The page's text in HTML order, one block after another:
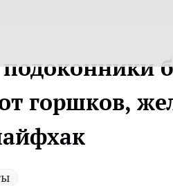
горшков,